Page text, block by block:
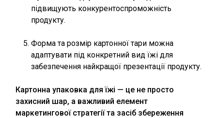
підвищують конкурентоспроможність
продукту.
Форма та розмір картонної тари можна
адаптувати під конкретний вид їжі для
забезпечення найкращої презентації продукту.
Картонна упаковка для їжі — це не просто
захисний шар, а важливий елемент
маркетингової стратегії та засіб збереження